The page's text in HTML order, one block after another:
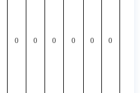
0 0 0 0 0 0